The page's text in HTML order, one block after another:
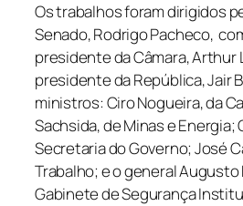
Os trabalhos foram dirigidos
Senado, Rodrigo Pacheco,
presidente da Câmara, Arthur
presidente da República, Jair
ministros: Ciro Nogueira, da
Sachsida, de Minas e Energia;
Secretaria do Governo; José
Trabalho; e o general Augusto
Gabinete de Segurança